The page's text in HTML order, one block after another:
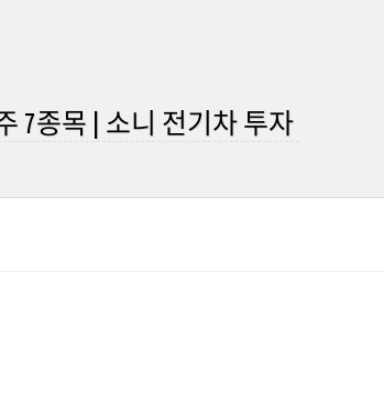
7종목 | 소니 전기차 투자